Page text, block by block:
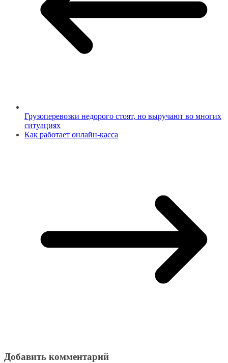
Грузоперевозки недорого стоят, но выручают во многих
ситуациях
Как работает онлайн-касса
Добавить комментарий